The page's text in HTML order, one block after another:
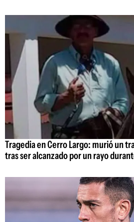
Tragedia en Cerro Largo: murió un
tras ser alcanzado por un rayo